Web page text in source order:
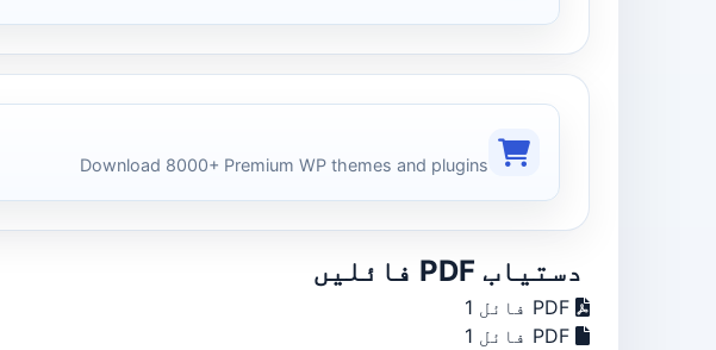
Download 8000+ Premium WP themes and plugins
دستیاب PDF فائلیں
PDF فائل 1